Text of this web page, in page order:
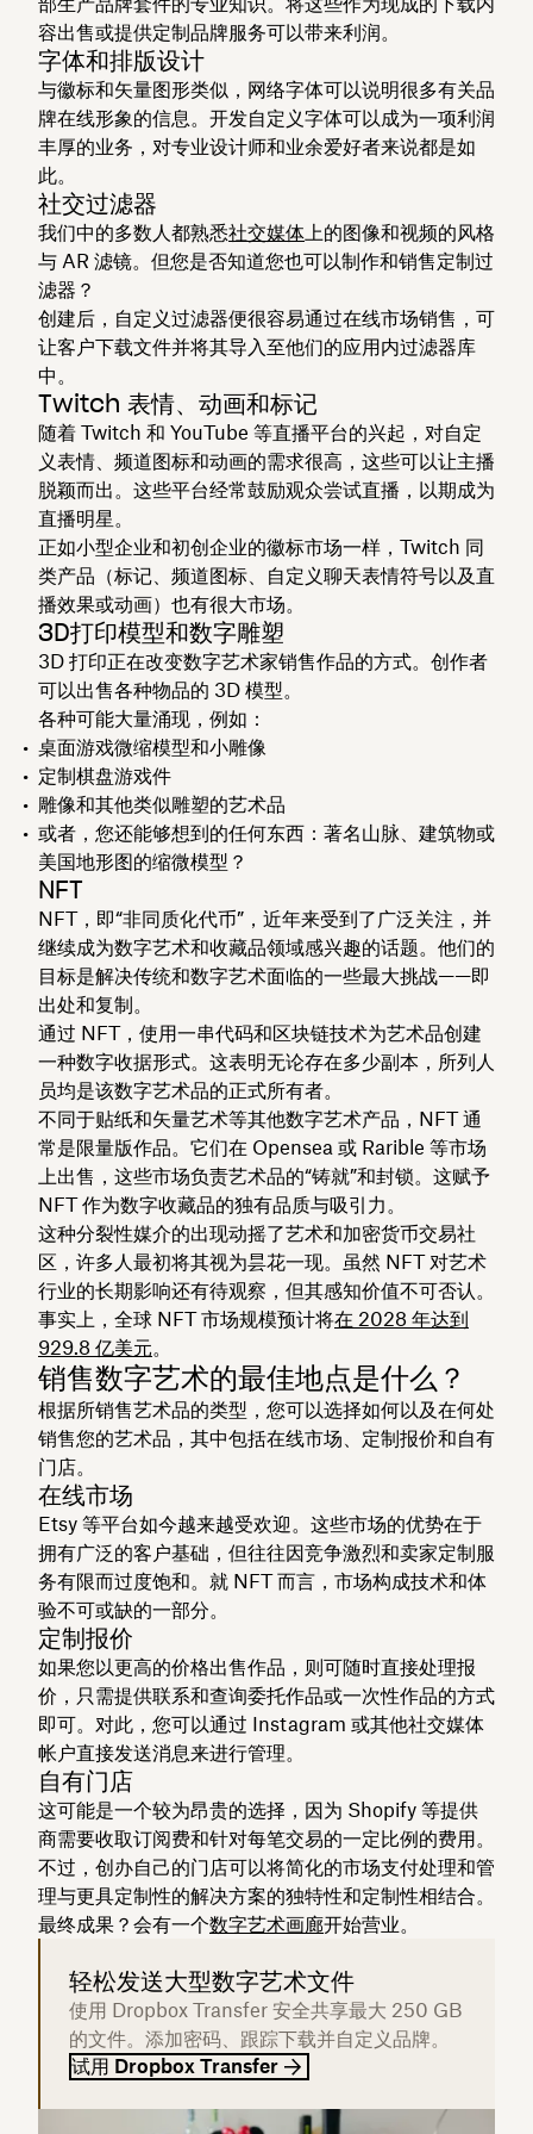
容出售或提供定制品牌服务可以带来利润。
字体和排版设计
与徽标和矢量图形类似，网络字体可以说明很多有关品
牌在线形象的信息。开发自定义字体可以成为一项利润
丰厚的业务，对专业设计师和业余爱好者来说都是如
此。
社交过滤器
我们中的多数人都熟悉社交媒体上的图像和视频的风格
与 AR 滤镜。但您是否知道您也可以制作和销售定制过
滤器？
创建后，自定义过滤器便很容易通过在线市场销售，可
让客户下载文件并将其导入至他们的应用内过滤器库
中。
Twitch 表情、动画和标记
随着 Twitch 和 YouTube 等直播平台的兴起，对自定
义表情、频道图标和动画的需求很高，这些可以让主播
脱颖而出。这些平台经常鼓励观众尝试直播，以期成为
直播明星。
正如小型企业和初创企业的徽标市场一样，Twitch 同
类产品（标记、频道图标、自定义聊天表情符号以及直
播效果或动画）也有很大市场。
3D打印模型和数字雕塑
3D 打印正在改变数字艺术家销售作品的方式。创作者
可以出售各种物品的 3D 模型。
各种可能大量涌现，例如：
桌面游戏微缩模型和小雕像
定制棋盘游戏件
雕像和其他类似雕塑的艺术品
或者，您还能够想到的任何东西：著名山脉、建筑物或
美国地形图的缩微模型？
NFT
NFT，即“非同质化代币”，近年来受到了广泛关注，并
继续成为数字艺术和收藏品领域感兴趣的话题。他们的
目标是解决传统和数字艺术面临的一些最大挑战——即
出处和复制。
通过 NFT，使用一串代码和区块链技术为艺术品创建
一种数字收据形式。这表明无论存在多少副本，所列人
员均是该数字艺术品的正式所有者。
不同于贴纸和矢量艺术等其他数字艺术产品，NFT 通
常是限量版作品。它们在 Opensea 或 Rarible 等市场
上出售，这些市场负责艺术品的“铸就”和封锁。这赋予
NFT 作为数字收藏品的独有品质与吸引力。
这种分裂性媒介的出现动摇了艺术和加密货币交易社
区，许多人最初将其视为昙花一现。虽然 NFT 对艺术
行业的长期影响还有待观察，但其感知价值不可否认。
事实上，全球 NFT 市场规模预计将在 2028 年达到
929.8 亿美元。
销售数字艺术的最佳地点是什么？
根据所销售艺术品的类型，您可以选择如何以及在何处
销售您的艺术品，其中包括在线市场、定制报价和自有
门店。
在线市场
Etsy 等平台如今越来越受欢迎。这些市场的优势在于
拥有广泛的客户基础，但往往因竞争激烈和卖家定制服
务有限而过度饱和。就 NFT 而言，市场构成技术和体
验不可或缺的一部分。
定制报价
如果您以更高的价格出售作品，则可随时直接处理报
价，只需提供联系和查询委托作品或一次性作品的方式
即可。对此，您可以通过 Instagram 或其他社交媒体
帐户直接发送消息来进行管理。
自有门店
这可能是一个较为昂贵的选择，因为 Shopify 等提供
商需要收取订阅费和针对每笔交易的一定比例的费用。
不过，创办自己的门店可以将简化的市场支付处理和管
理与更具定制性的解决方案的独特性和定制性相结合。
最终成果？会有一个数字艺术画廊开始营业。
轻松发送大型数字艺术文件
使用 Dropbox Transfer 安全共享最大 250 GB
的文件。添加密码、跟踪下载并自定义品牌。
试用 Dropbox Transfer